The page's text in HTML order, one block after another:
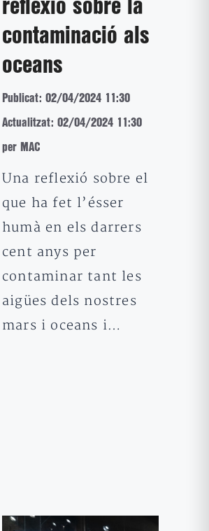
reflexió sobre la
contaminació als
oceans
Publicat: 02/04/2024 11:30
Actualitzat: 02/04/2024 11:30
per MAC
Una reflexió sobre el
que ha fet l’ésser
humà en els darrers
cent anys per
contaminar tant les
aigües dels nostres
mars i oceans i…